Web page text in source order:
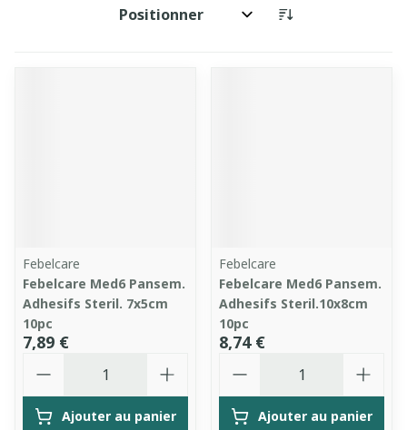
Trier par:
Febelcare
Febelcare Med6 Pansem.
Adhesifs Steril. 7x5cm
10pc
7,89 €
Ajouter au panier
Febelcare
Febelcare Med6 Pansem.
Adhesifs Steril.10x8cm
10pc
8,74 €
Ajouter au panier